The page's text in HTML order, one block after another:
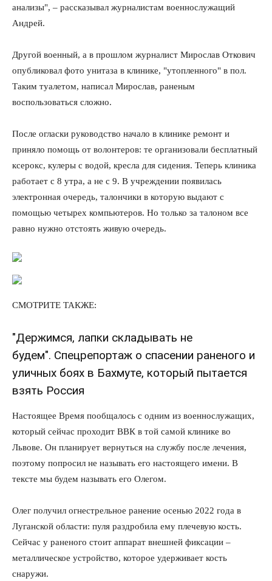
анализы", – рассказывал журналистам военнослужащий
Андрей.
Другой военный, а в прошлом журналист Мирослав Откович
опубликовал фото унитаза в клинике, "утопленного" в пол.
Таким туалетом, написал Мирослав, раненым
воспользоваться сложно.
После огласки руководство начало в клинике ремонт и
приняло помощь от волонтеров: те организовали бесплатный
ксерокс, кулеры с водой, кресла для сидения. Теперь клиника
работает с 8 утра, а не с 9. В учреждении появилась
электронная очередь, талончики в которую выдают с
помощью четырех компьютеров. Но только за талоном все
равно нужно отстоять живую очередь.
СМОТРИТЕ ТАКЖЕ:
"Держимся, лапки складывать не
будем". Спецрепортаж о спасении раненого и
уличных боях в Бахмуте, который пытается
взять Россия
Настоящее Время пообщалось с одним из военнослужащих,
который сейчас проходит ВВК в той самой клинике во
Львове. Он планирует вернуться на службу после лечения,
поэтому попросил не называть его настоящего имени. В
тексте мы будем называть его Олегом.
Олег получил огнестрельное ранение осенью 2022 года в
Луганской области: пуля раздробила ему плечевую кость.
Сейчас у раненого стоит аппарат внешней фиксации –
металлическое устройство, которое удерживает кость
снаружи.